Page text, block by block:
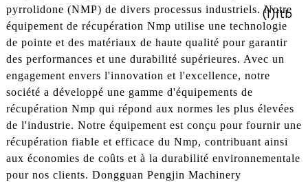
pyrrolidone (NMP) de divers processus industriels. Notre
équipement de récupération Nmp utilise une technologie
de pointe et des matériaux de haute qualité pour garantir
des performances et une durabilité supérieures. Avec un
engagement envers l'innovation et l'excellence, notre
société a développé une gamme d'équipements de
récupération Nmp qui répond aux normes les plus élevées
de l'industrie. Notre équipement est conçu pour fournir une
récupération fiable et efficace du Nmp, contribuant ainsi
aux économies de coûts et à la durabilité environnementale
pour nos clients. Dongguan Pengjin Machinery